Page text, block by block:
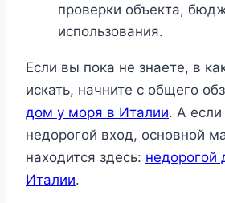
проверки объекта,
использования.
Если вы пока не знаете, в
искать, начните с общего
дом у моря в Италии. А
недорогой вход, основной
находится здесь: недорогой
Италии.